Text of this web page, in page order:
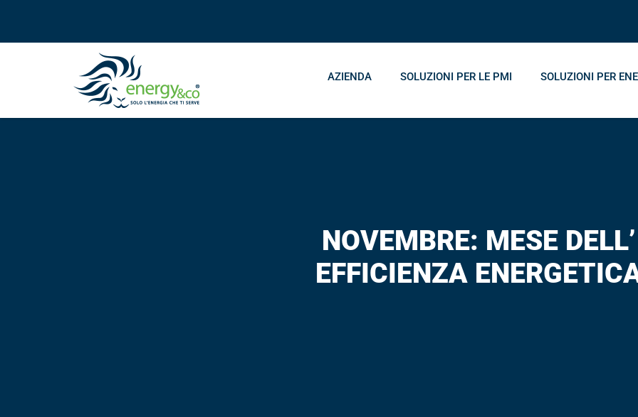
AZIENDA SOLUZIONI PER LE PMI SOLUZIONI PER
NOVEMBRE: MESE DELL’
EFFICIENZA